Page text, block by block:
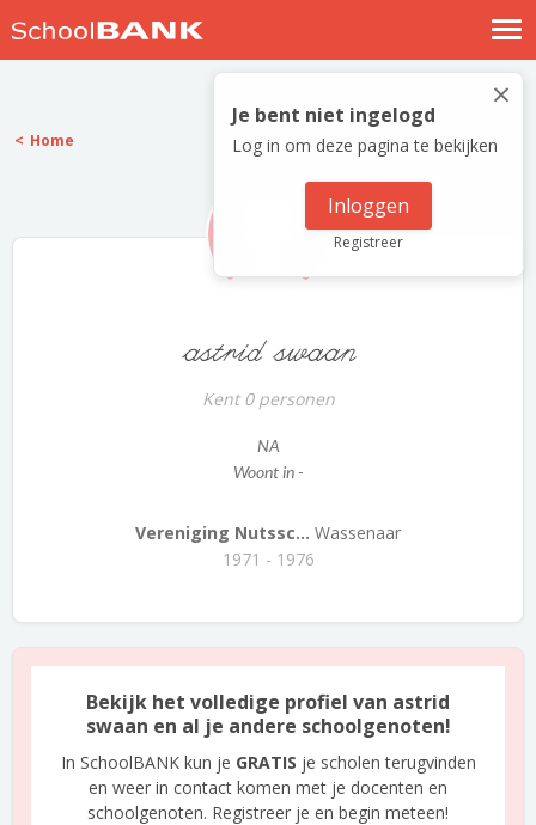
Nostalgische verhalen
Log in
Meld je gratis aan
×
Je bent niet ingelogd
Log in om deze pagina te bekijken
Inloggen
Registreer
Home
astrid swaan
Kent 0 personen
NA
Woont in -
Vereniging Nutssc... Wassenaar
1971 - 1976
Bekijk het volledige profiel van astrid
swaan en al je andere schoolgenoten!
In SchoolBANK kun je GRATIS je scholen terugvinden
en weer in contact komen met je docenten en
schoolgenoten. Registreer je en begin meteen!